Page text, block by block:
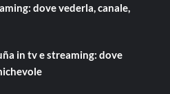
dove vederla, canale,
in tv e streaming: dove